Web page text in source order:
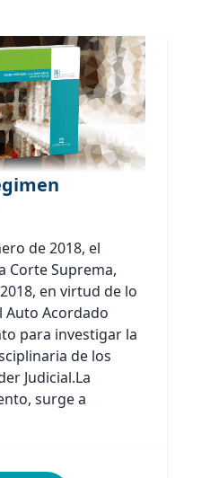
de 2018, el
Corte Suprema,
en virtud de lo
Auto Acordado
para investigar la
de los
Judicial.La
surge a